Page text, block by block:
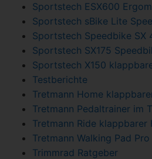
Sportstech ESX600
Sportstech sBike Lite
Sportstech Speedbike SX
Sportstech SX175
Sportstech X150
Testberichte
Tretmann Home
Tretmann Pedaltrainer im
Tretmann Ride klappbarer
Tretmann Walking Pad Pro
Trimmrad Ratgeber